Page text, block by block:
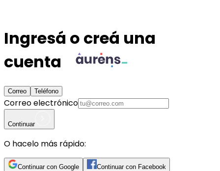
Ingresá o creá una
cuenta
Correo Teléfono
Correo electrónico
Continuar
O hacelo más rápido:
Continuar con Google Continuar con Facebook